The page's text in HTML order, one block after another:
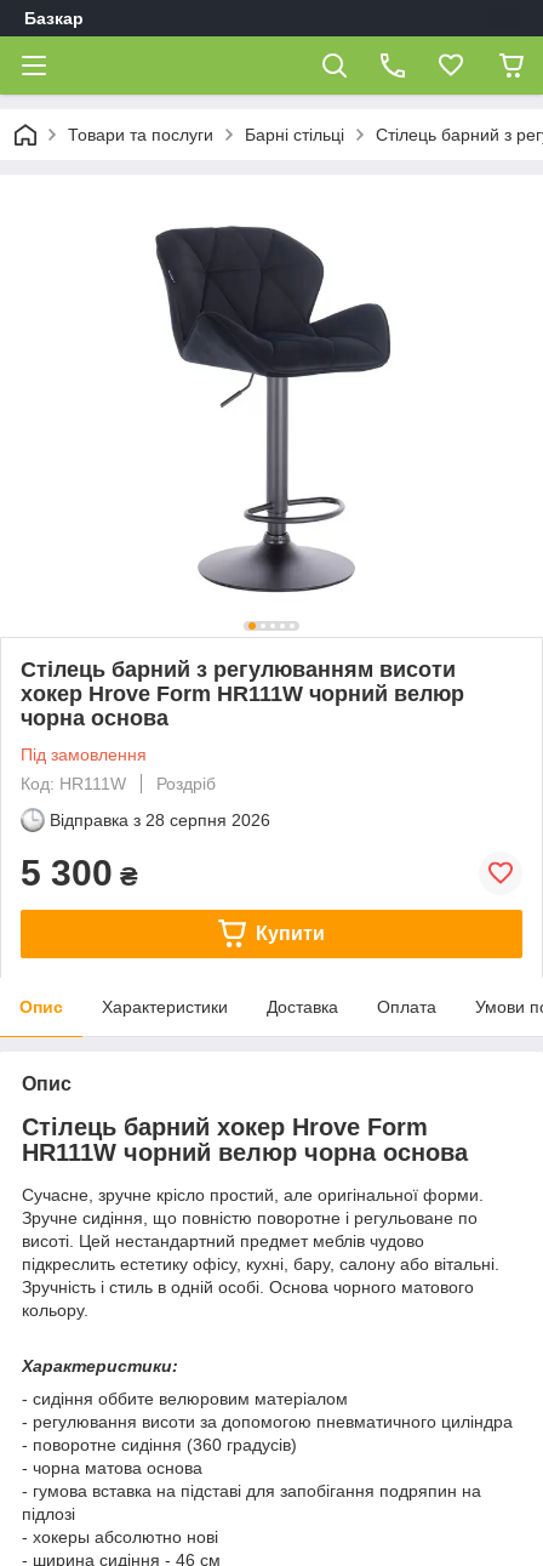
Базкар
Товари та послуги Барні стільці Стілець барний з
Стілець барний з регулюванням висоти
хокер Hrove Form HR111W чорний велюр
чорна основа
Під замовлення
Код: HR111W
Роздріб
Відправка з 28 серпня 2026
5 300 ₴
Купити
Опис Характеристики Доставка Оплата Умови
Опис
Стілець барний хокер Hrove Form
HR111W чорний велюр чорна основа
Сучасне, зручне крісло простий, але оригінальної форми.
Зручне сидіння, що повністю поворотне і регульоване по
висоті. Цей нестандартний предмет меблів чудово
підкреслить естетику офісу, кухні, бару, салону або вітальні.
Зручність і стиль в одній особі. Основа чорного матового
кольору.
Характеристики:
- сидіння оббите велюровим матеріалом
- регулювання висоти за допомогою пневматичного циліндра
- поворотне сидіння (360 градусів)
- чорна матова основа
- гумова вставка на підставі для запобігання подряпин на
підлозі
- хокеры абсолютно нові
- ширина сидіння - 46 см